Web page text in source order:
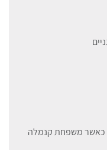
כאשר משפחת קנמלה